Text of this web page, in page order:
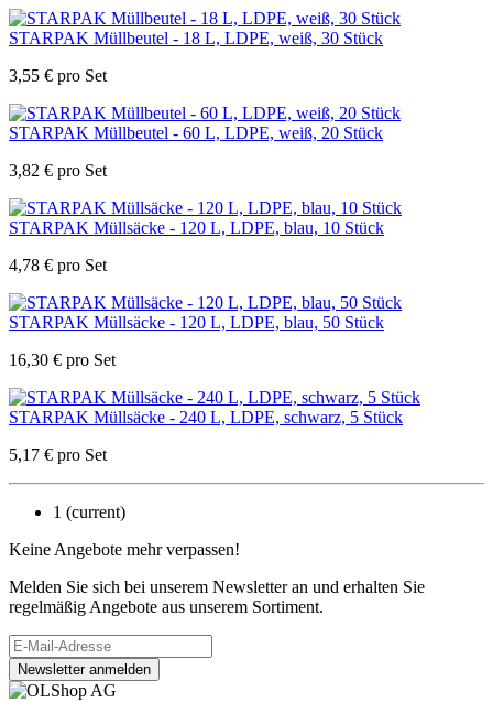
STARPAK Müllbeutel - 18 L, LDPE, weiß, 30 Stück
3,55 € pro Set
STARPAK Müllbeutel - 60 L, LDPE, weiß, 20 Stück
3,82 € pro Set
STARPAK Müllsäcke - 120 L, LDPE, blau, 10 Stück
4,78 € pro Set
STARPAK Müllsäcke - 120 L, LDPE, blau, 50 Stück
16,30 € pro Set
STARPAK Müllsäcke - 240 L, LDPE, schwarz, 5 Stück
5,17 € pro Set
1 (current)
Keine Angebote mehr verpassen!
Melden Sie sich bei unserem Newsletter an und erhalten Sie
regelmäßig Angebote aus unserem Sortiment.
Newsletter anmelden